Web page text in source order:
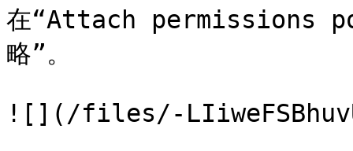
在“Attach permissions
略”。
![](/files/-